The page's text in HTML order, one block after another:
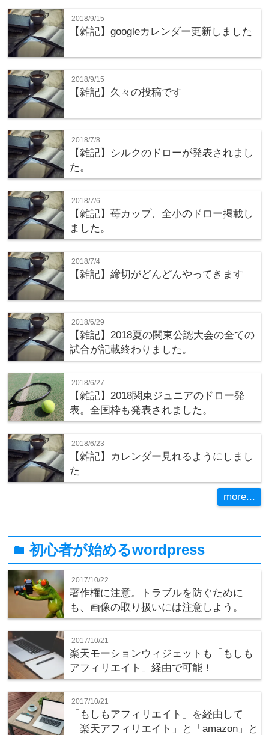
2018/9/15
【雑記】googleカレンダー更新しました
2018/9/15
【雑記】久々の投稿です
2018/7/8
【雑記】シルクのドローが発表されまし
た。
2018/7/6
【雑記】苺カップ、全小のドロー掲載し
ました。
2018/7/4
【雑記】締切がどんどんやってきます
2018/6/29
【雑記】2018夏の関東公認大会の全ての
試合が記載終わりました。
2018/6/27
【雑記】2018関東ジュニアのドロー発
表。全国枠も発表されました。
2018/6/23
【雑記】カレンダー見れるようにしまし
た
more...
folder初心者が始めるwordpress
2017/10/22
著作権に注意。トラブルを防ぐために
も、画像の取り扱いには注意しよう。
2017/10/21
楽天モーションウィジェットも「もしも
アフィリエイト」経由で可能！
2017/10/21
「もしもアフィリエイト」を経由して
「楽天アフィリエイト」と「amazon」と